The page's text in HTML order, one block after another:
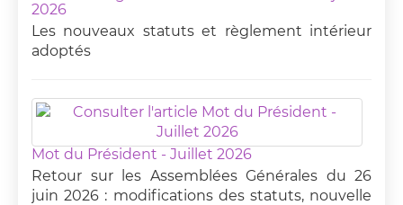
2026
Les nouveaux statuts et règlement intérieur
adoptés
Mot du Président - Juillet 2026
Retour sur les Assemblées Générales du 26
juin 2026 : modifications des statuts, nouvelle